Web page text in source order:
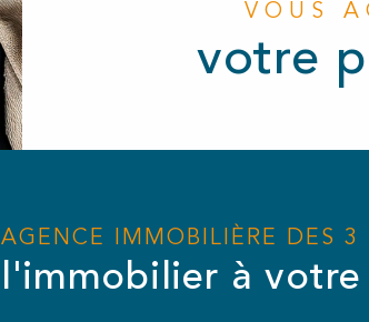
VOUS
votre
AGENCE IMMOBILIÈRE DES 3
l'immobilier à